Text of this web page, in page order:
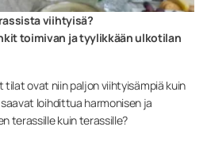
viihtyisä?
toimivan ja tyylikkään ulkotilan
ovat niin paljon viihtyisämpiä kuin
loihdittua harmonisen ja
terassille kuin terassille?